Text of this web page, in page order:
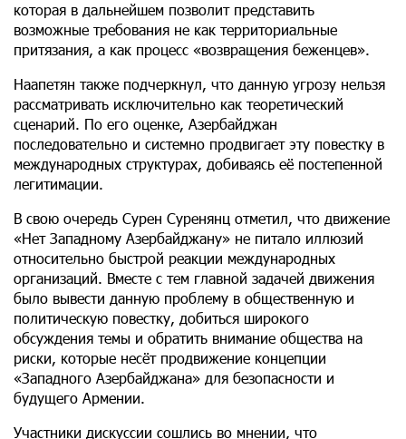
которая в дальнейшем позволит представить
возможные требования не как территориальные
притязания, а как процесс «возвращения беженцев».
Наапетян также подчеркнул, что данную угрозу нельзя
рассматривать исключительно как теоретический
сценарий. По его оценке, Азербайджан
последовательно и системно продвигает эту повестку в
международных структурах, добиваясь её постепенной
легитимации.
В свою очередь Сурен Суренянц отметил, что движение
«Нет Западному Азербайджану» не питало иллюзий
относительно быстрой реакции международных
организаций. Вместе с тем главной задачей движения
было вывести данную проблему в общественную и
политическую повестку, добиться широкого
обсуждения темы и обратить внимание общества на
риски, которые несёт продвижение концепции
«Западного Азербайджана» для безопасности и
будущего Армении.
Участники дискуссии сошлись во мнении, что